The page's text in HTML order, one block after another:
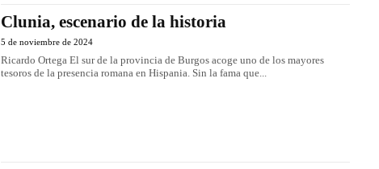
Clunia, escenario de la historia
5 de noviembre de 2024
Ricardo Ortega El sur de la provincia de Burgos acoge uno de los mayores
tesoros de la presencia romana en Hispania. Sin la fama que...